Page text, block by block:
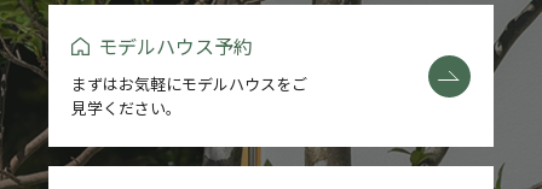
LINEUP
VOICE
モデルハウス予約
まずはお気軽にモデルハウスをご
見学ください。